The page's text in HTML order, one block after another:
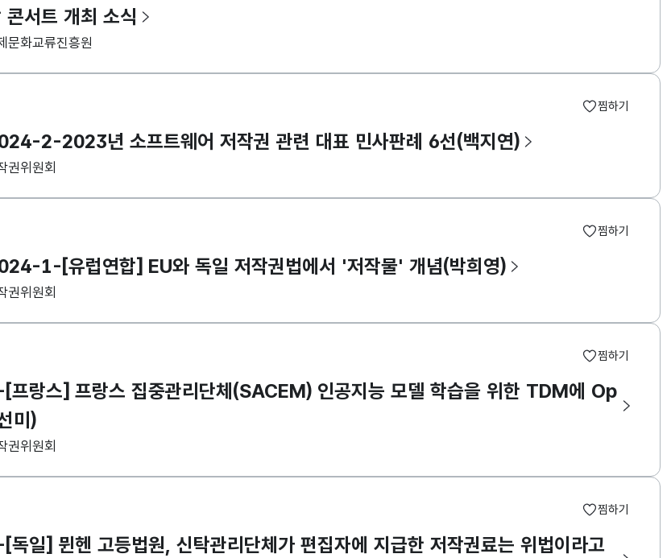
서트 개최 소식
문화교류진흥원
2-2023년 소프트웨어 저작권 관련 대표 민사판례 6선(백지연)
권위원회
찜하기
1-[유럽연합] EU와 독일 저작권법에서 '저작물' 개념(박희영)
권위원회
찜하기
랑스] 프랑스 집중관리단체(SACEM) 인공지능 모델 학습을 위한 TDM에 Op
미)
권위원회
찜하기
일] 뮌헨 고등법원, 신탁관리단체가 편집자에 지급한 저작권료는 위법이라고
찜하기